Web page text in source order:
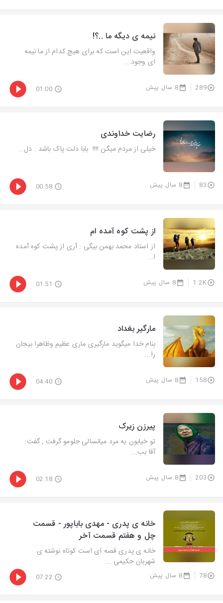
نیمه ی دیگه ما ..؟!
واقعیت این است که برای هیچ کدام از ما نیمه
ای وجود...
289 8 سال پیش 01:00
رضایت خداوندی
خیلی از مردم میگن !!!! ‌ بابا دلت پاک باشد . دل...
83 8 سال پیش 00:58
از پشت کوه آمده ام
از استاد محمد بهمن بیگی : آری از پشت کوه آمده
ا...
1.2K 8 سال پیش 01:51
مارگیر بغداد
بنام خدا میگوید مارگیری ماری عظیم وظاهرا بیجان
را...
158 8 سال پیش 04:40
پیرزن زیرک
تو خیابون یه مرد میانسالی جلومو گرفت , گفت:
آقا بب...
203 8 سال پیش 02:18
خانه ی پدری - مهدی باباپور - قسمت
چل و هفتم قسمت آخر
خانه ی پدری قصه ای است کوتاه نوشته ی
شهربان حکیمی ...
78 8 سال پیش 07:22